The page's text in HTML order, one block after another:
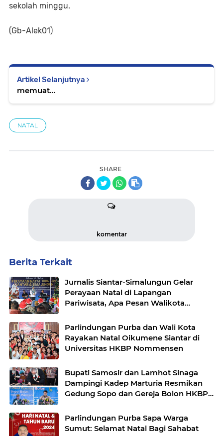
sekolah minggu.
(Gb-Alek01)
Artikel Selanjutnya
memuat...
NATAL
SHARE
komentar
Berita Terkait
Jurnalis Siantar-Simalungun Gelar
Perayaan Natal di Lapangan
Pariwisata, Apa Pesan Walikota
Parlindungan Purba dan Wali Kota
Rayakan Natal Oikumene Siantar di
Universitas HKBP Nommensen
Bupati Samosir dan Lamhot Sinaga
Dampingi Kadep Marturia Resmikan
Gedung Sopo dan Gereja Bolon HKBP
Parlindungan Purba Sapa Warga
Sumut: Selamat Natal Bagi Sahabat